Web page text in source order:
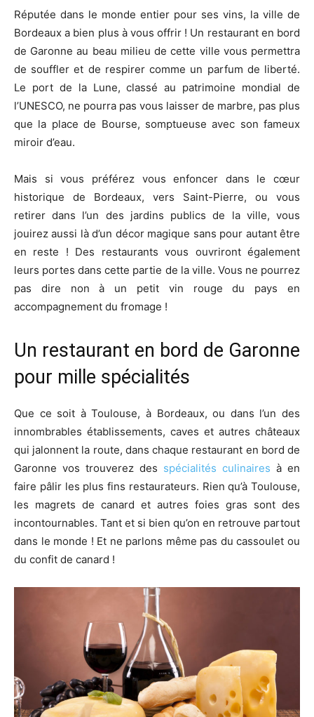
Réputée dans le monde entier pour ses vins, la ville de
Bordeaux a bien plus à vous offrir ! Un restaurant en bord
de Garonne au beau milieu de cette ville vous permettra
de souffler et de respirer comme un parfum de liberté.
Le port de la Lune, classé au patrimoine mondial de
l’UNESCO, ne pourra pas vous laisser de marbre, pas plus
que la place de Bourse, somptueuse avec son fameux
miroir d’eau.
Mais si vous préférez vous enfoncer dans le cœur
historique de Bordeaux, vers Saint-Pierre, ou vous
retirer dans l’un des jardins publics de la ville, vous
jouirez aussi là d’un décor magique sans pour autant être
en reste ! Des restaurants vous ouvriront également
leurs portes dans cette partie de la ville. Vous ne pourrez
pas dire non à un petit vin rouge du pays en
accompagnement du fromage !
Un restaurant en bord de Garonne
pour mille spécialités
Que ce soit à Toulouse, à Bordeaux, ou dans l’un des
innombrables établissements, caves et autres châteaux
qui jalonnent la route, dans chaque restaurant en bord de
Garonne vos trouverez des spécialités culinaires à en
faire pâlir les plus fins restaurateurs. Rien qu’à Toulouse,
les magrets de canard et autres foies gras sont des
incontournables. Tant et si bien qu’on en retrouve partout
dans le monde ! Et ne parlons même pas du cassoulet ou
du confit de canard !